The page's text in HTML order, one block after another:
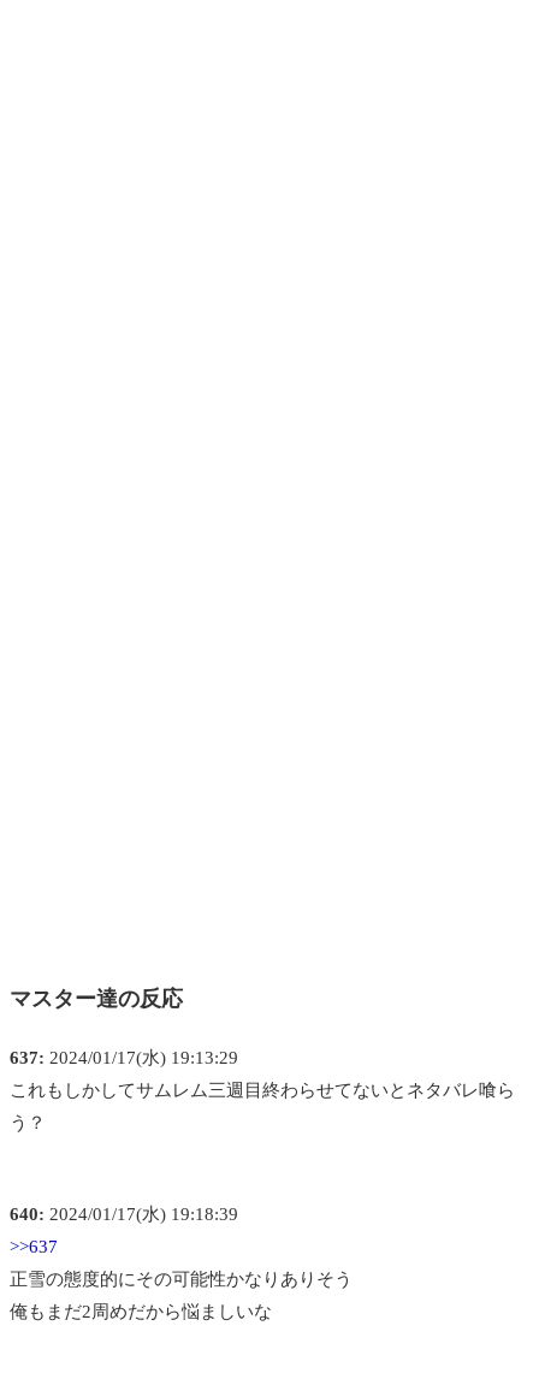
マスター達の反応
637: 2024/01/17(水) 19:13:29
これもしかしてサムレム三週目終わらせてないとネタバレ喰ら
う？
640: 2024/01/17(水) 19:18:39
>>637
正雪の態度的にその可能性かなりありそう
俺もまだ2周めだから悩ましいな